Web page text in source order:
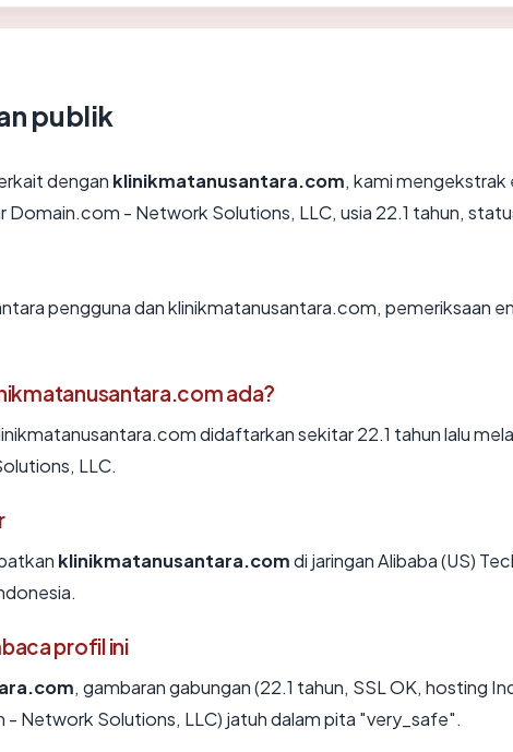
publik
dengan klinikmatanusantara.com, kami
Domain.com - Network Solutions, LLC, usia 22.1 tahun,
pengguna dan klinikmatanusantara.com, pemeriksaan
ada?
didaftarkan sekitar 22.1 tahun lalu
LLC.
klinikmatanusantara.comdi jaringan Alibaba (US)
profil ini
, gambaran gabungan (22.1 tahun, SSL OK, hosting
Network Solutions, LLC) jatuh dalam pita "very_safe".